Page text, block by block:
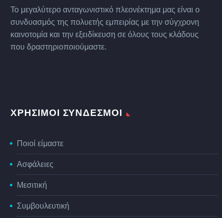
Το μεγαλύτερο ανταγωνιστικό πλεονέκτημα μας είναι ο
συνδυασμός της πολυετής εμπειρίας με την σύγχρονη
καινοτομία και την εξειδίκευση σε όλους τους κλάδους
που δραστηριοποιούμαστε.
ΧΡΗΣΙΜΟΙ ΣΥΝΔΕΣΜΟΙ
Ποιοί είμαστε
Ασφάλειες
Μεσιτική
Συμβουλευτική